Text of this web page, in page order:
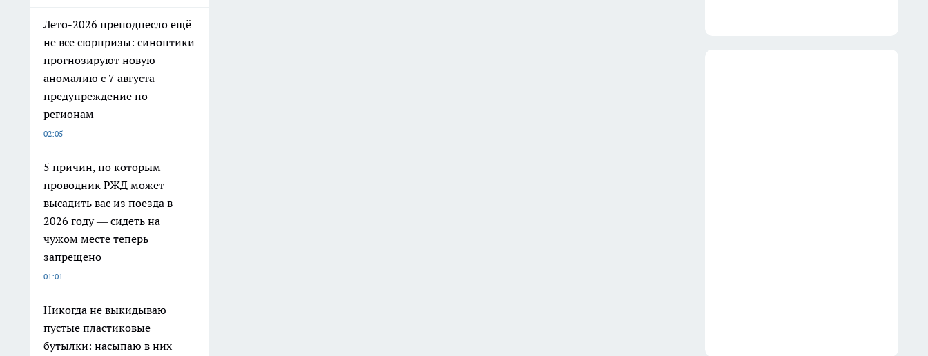
Лето-2026 преподнесло ещё
не все сюрпризы: синоптики
прогнозируют новую
аномалию с 7 августа -
предупреждение по
регионам
02:05
5 причин, по которым
проводник РЖД может
высадить вас из поезда в
2026 году — сидеть на
чужом месте теперь
запрещено
01:01
Никогда не выкидываю
пустые пластиковые
бутылки: насыпаю в них